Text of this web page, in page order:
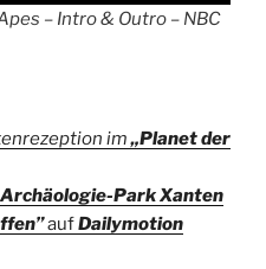
– Intro & Outro – NBC
im„Planet der
Archäologie-Park Xanten
aufDailymotion